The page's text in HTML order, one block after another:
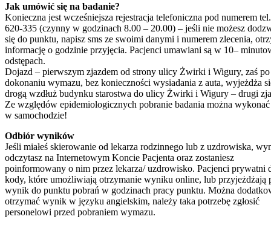
Jak umówić się na badanie?
Konieczna jest wcześniejsza rejestracja telefoniczna pod numerem
620-335 (czynny w godzinach 8.00 – 20.00) – jeśli nie możesz
się do punktu, napisz sms ze swoimi danymi i numerem zlecenia,
informację o godzinie przyjęcia. Pacjenci umawiani są w 10–
odstępach.
Dojazd – pierwszym zjazdem od strony ulicy Żwirki i Wigury, zaś po
dokonaniu wymazu, bez konieczności wysiadania z auta, wyjeżdża
drogą wzdłuż budynku starostwa do ulicy Żwirki i Wigury – drugi
Ze względów epidemiologicznych pobranie badania można
w samochodzie!
Odbiór wyników
Jeśli miałeś skierowanie od lekarza rodzinnego lub z uzdrowiska,
odczytasz na Internetowym Koncie Pacjenta oraz zostaniesz
poinformowany o nim przez lekarza/ uzdrowisko. Pacjenci prywatni
kody, które umożliwiają otrzymanie wyniku online, lub przyjeżdżają
wynik do punktu pobrań w godzinach pracy punktu. Można
otrzymać wynik w języku angielskim, należy taka potrzebę zgłosić
personelowi przed pobraniem wymazu.